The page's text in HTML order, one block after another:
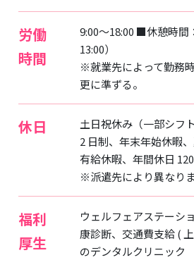
労働
時間
9:00～18:00 ■休憩時間
13:00）
※就業先によって勤務
更に準ずる。
休日
土日祝休み（一部シフ
2 日制、年末年始休暇
有給休暇、年間休日
※派遣先により異なりま
福利
厚生
ウェルフェアステーシ
康診断、交通費支給 (
のデンタルクリニッ